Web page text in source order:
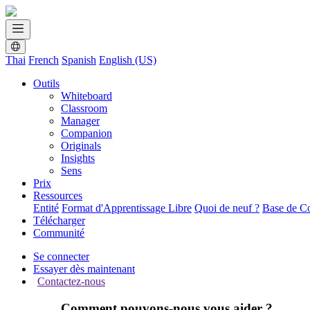
Thai French Spanish English (US)
Outils
Whiteboard
Classroom
Manager
Companion
Originals
Insights
Sens
Prix
Ressources
Entité Format d'Apprentissage Libre Quoi de neuf ? Base de
Télécharger
Communité
Se connecter
Essayer dès maintenant
Contactez-nous